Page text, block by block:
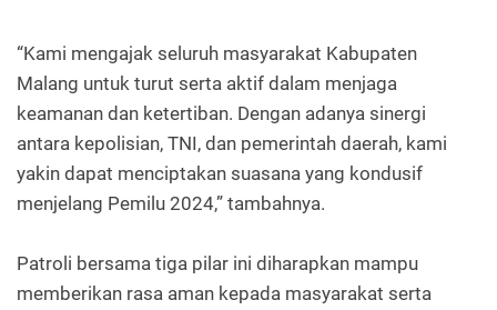
“Kami mengajak seluruh masyarakat Kabupaten
Malang untuk turut serta aktif dalam menjaga
keamanan dan ketertiban. Dengan adanya sinergi
antara kepolisian, TNI, dan pemerintah daerah, kami
yakin dapat menciptakan suasana yang kondusif
menjelang Pemilu 2024,” tambahnya.
Patroli bersama tiga pilar ini diharapkan mampu
memberikan rasa aman kepada masyarakat serta